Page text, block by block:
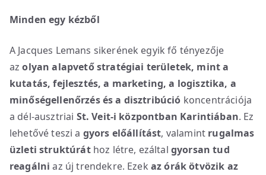
Minden egy kézből
A Jacques Lemans sikerének egyik fő tényezője
azolyan alapvető stratégiai területek, mint a
kutatás, fejlesztés, a marketing, a logisztika, a
minőségellenőrzés és a disztribúció koncentrációja
a dél-ausztriai St. Veit-i központban Karintiában. Ez
lehetővé teszi a gyors előállítást, valamint rugalmas
üzleti struktúráthoz létre, ezáltal gyorsan tud
reagálni az új trendekre. Ezek az órák ötvözik az